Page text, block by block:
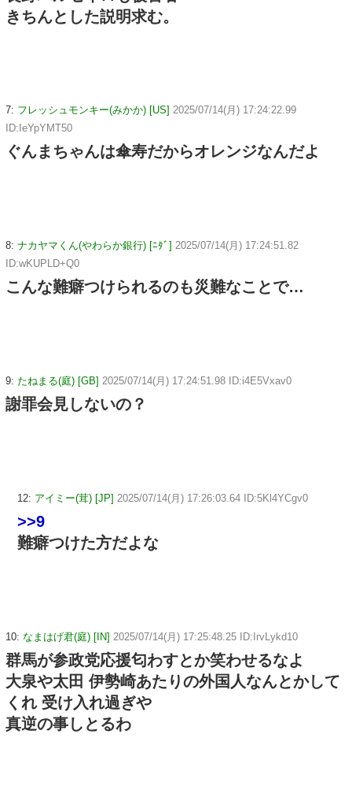
きちんとした説明求む。
7: フレッシュモンキー(みかか) [US] 2025/07/14(月) 17:24:22.99
ID:IeYpYMT50
ぐんまちゃんは傘寿だからオレンジなんだよ
8: ナカヤマくん(やわらか銀行) [ﾆﾀﾞ] 2025/07/14(月) 17:24:51.82
ID:wKUPLD+Q0
こんな難癖つけられるのも災難なことで…
9: たねまる(庭) [GB] 2025/07/14(月) 17:24:51.98 ID:i4E5Vxav0
謝罪会見しないの？
12: アイミー(茸) [JP] 2025/07/14(月) 17:26:03.64 ID:5Kl4YCgv0
>>9
難癖つけた方だよな
10: なまはげ君(庭) [IN] 2025/07/14(月) 17:25:48.25 ID:IrvLykd10
群馬が参政党応援匂わすとか笑わせるなよ
大泉や太田 伊勢崎あたりの外国人なんとかして
くれ 受け入れ過ぎや
真逆の事しとるわ